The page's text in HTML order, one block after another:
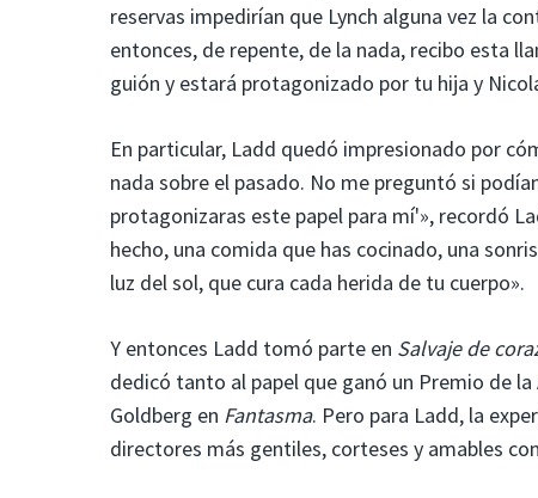
reservas impedirían que Lynch alguna vez la
entonces, de repente, de la nada, recibo esta
guión y estará protagonizado por tu hija y
En particular, Ladd quedó impresionado por
nada sobre el pasado. No me preguntó si
protagonizaras este papel para mí'», recordó
hecho, una comida que has cocinado, una
luz del sol, que cura cada herida de tu cuerpo».
Y entonces Ladd tomó parte en Salvaje de
dedicó tanto al papel que ganó un Premio de
Goldberg en Fantasma. Pero para Ladd, la
directores más gentiles, corteses y amables